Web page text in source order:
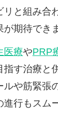
リと組み合
期待でき
医療やPRP
指す治療と
ルや筋緊張
進行もスム